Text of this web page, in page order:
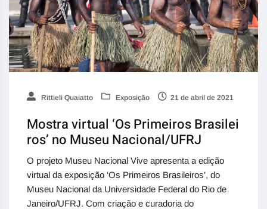
Rittieli Quaiatto Exposição 21 de abril de 2021
Mostra virtual ‘Os Primeiros Brasilei
ros’ no Museu Nacional/UFRJ
O projeto Museu Nacional Vive apresenta a edição
virtual da exposição ‘Os Primeiros Brasileiros’, do
Museu Nacional da Universidade Federal do Rio de
Janeiro/UFRJ. Com criação e curadoria do